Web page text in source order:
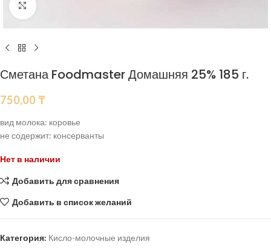
Нажмите, чтобы увеличить
Сметана Foodmaster Домашняя 25% 185 г.
750,00 ₸
вид молока: коровье
не содержит: консерванты
Нет в наличии
Добавить для сравнения
Добавить в список желаний
Категория: Кисло-молочные изделия